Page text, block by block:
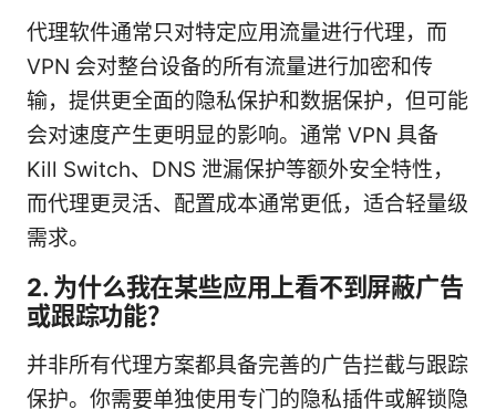
代理软件通常只对特定应用流量进行代理，而
VPN 会对整台设备的所有流量进行加密和传
输，提供更全面的隐私保护和数据保护，但可能
会对速度产生更明显的影响。通常 VPN 具备
Kill Switch、DNS 泄漏保护等额外安全特性，
而代理更灵活、配置成本通常更低，适合轻量级
需求。
2. 为什么我在某些应用上看不到屏蔽广告
或跟踪功能？
并非所有代理方案都具备完善的广告拦截与跟踪
保护。你需要单独使用专门的隐私插件或解锁隐